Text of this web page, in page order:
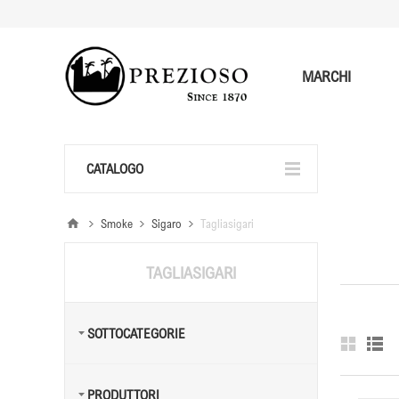
MARCHI
CATALOGO
Smoke Sigaro Tagliasigari
TAGLIASIGARI
SOTTOCATEGORIE
PRODUTTORI